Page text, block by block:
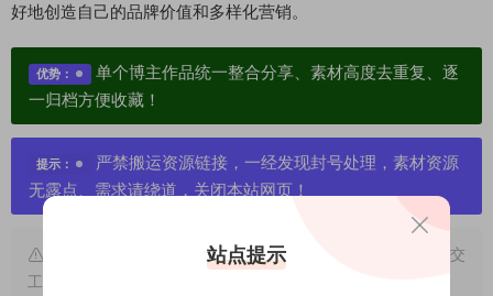
好地创造自己的品牌价值和多样化营销。
优势：
单个博主作品统一整合分享、素材高度去重复、逐
一归档方便收藏！
提示：
严禁搬运资源链接，一经发现封号处理，素材资源
无露点、需求请绕道，关闭本站网页！
申明：本文资源均来源网友分享，若侵犯了您的权限可以提交
工单处理。
站点提示